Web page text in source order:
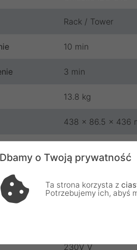
Rack / Tower
10 min
3 min
13.8 kg
438 x 86.5 x 436
Tak
230V V
Dbamy o Twoją prywatność
Ta strona korzysta z
Potrzebujemy ich, abyś